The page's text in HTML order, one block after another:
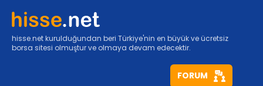
hisse.net kurulduğundan beri Türkiye'nin en büyük ve ücretsiz
borsa sitesi olmuştur ve olmaya devam edecektir.
FORUM